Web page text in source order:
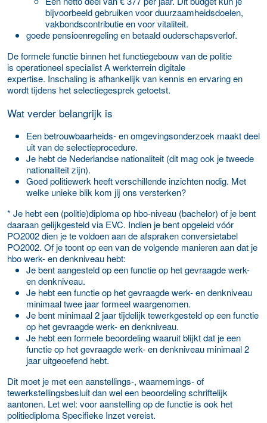
bijvoorbeeld gebruiken voor duurzaamheidsdoelen,
vakbondscontributie en voor vitaliteit.
goede pensioenregeling en betaald ouderschapsverlof.
De formele functie binnen het functiegebouw van de politie
is operationeel specialist A werkterrein digitale
expertise. Inschaling is afhankelijk van kennis en ervaring en
wordt tijdens het selectiegesprek getoetst.
Wat verder belangrijk is
Een betrouwbaarheids- en omgevingsonderzoek maakt deel
uit van de selectieprocedure.
Je hebt de Nederlandse nationaliteit (dit mag ook je tweede
nationaliteit zijn).
Goed politiewerk heeft verschillende inzichten nodig. Met
welke unieke blik kom jij ons versterken?
* Je hebt een (politie)diploma op hbo-niveau (bachelor) of je bent
daaraan gelijkgesteld via EVC. Indien je bent opgeleid vóór
PO2002 dien je te voldoen aan de afspraken conversietabel
PO2002. Of je toont op een van de volgende manieren aan dat je
hbo werk- en denkniveau hebt:
Je bent aangesteld op een functie op het gevraagde werk-
en denkniveau.
Je hebt een functie op het gevraagde werk- en denkniveau
minimaal twee jaar formeel waargenomen.
Je bent minimaal 2 jaar tijdelijk tewerkgesteld op een functie
op het gevraagde werk- en denkniveau.
Je hebt een formele beoordeling waaruit blijkt dat je een
functie op het gevraagde werk- en denkniveau minimaal 2
jaar uitgeoefend hebt.
Dit moet je met een aanstellings-, waarnemings- of
tewerkstellingsbesluit dan wel een beoordeling schriftelijk
aantonen. Let wel: voor aanstelling op de functie is ook het
politiediploma Specifieke Inzet vereist.